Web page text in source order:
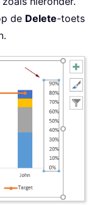
de Delete-toets